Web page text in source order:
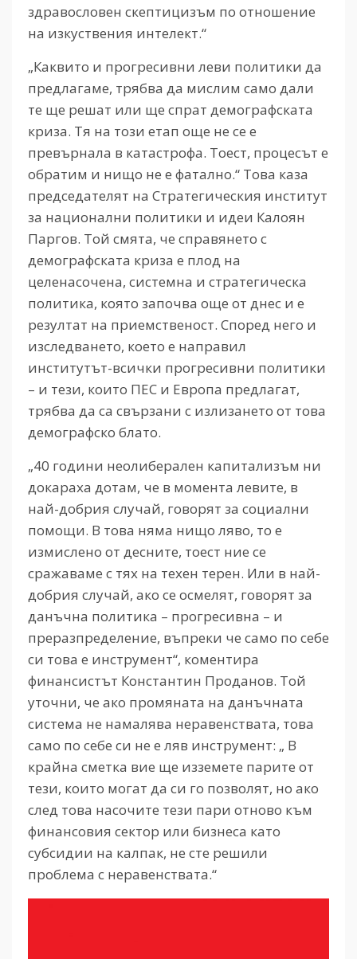
здравословен скептицизъм по отношение
на изкуствения интелект.“
„Каквито и прогресивни леви политики да
предлагаме, трябва да мислим само дали
те ще решат или ще спрат демографската
криза. Тя на този етап още не се е
превърнала в катастрофа. Тоест, процесът е
обратим и нищо не е фатално.“ Това каза
председателят на Стратегическия институт
за национални политики и идеи Калоян
Паргов. Той смята, че справянето с
демографската криза е плод на
целенасочена, системна и стратегическа
политика, която започва още от днес и е
резултат на приемственост. Според него и
изследването, което е направил
институтът-всички прогресивни политики
– и тези, които ПЕС и Европа предлагат,
трябва да са свързани с излизането от това
демографско блато.
„40 години неолиберален капитализъм ни
докараха дотам, че в момента левите, в
най-добрия случай, говорят за социални
помощи. В това няма нищо ляво, то е
измислено от десните, тоест ние се
сражаваме с тях на техен терен. Или в най-
добрия случай, ако се осмелят, говорят за
данъчна политика – прогресивна – и
преразпределение, въпреки че само по себе
си това е инструмент“, коментира
финансистът Константин Проданов. Той
уточни, че ако промяната на данъчната
система не намалява неравенствата, това
само по себе си не е ляв инструмент: „ В
крайна сметка вие ще изземете парите от
тези, които могат да си го позволят, но ако
след това насочите тези пари отново към
финансовия сектор или бизнеса като
субсидии на калпак, не сте решили
проблема с неравенствата.“